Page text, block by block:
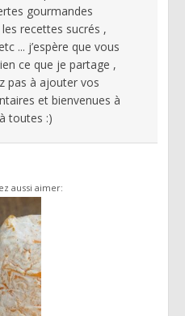
gourmandes
recettes sucrés ,
... j’espère que vous
ce que je partage ,
pas à ajouter vos
et bienvenues à
toutes :)
aussi aimer: